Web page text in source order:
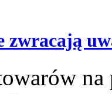
zwracają